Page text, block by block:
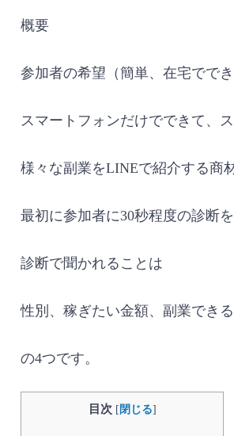
概要
参加者の希望（簡単、在宅でで
スマートフォンだけでできて、
様々な副業をLINEで紹介する商
最初に参加者に30秒程度の診断
診断で聞かれることは
性別、稼ぎたい金額、副業でき
の4つです。
目次 [ 閉じる]